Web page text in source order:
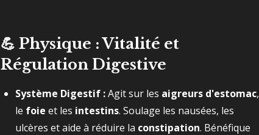
💪 Physique : Vitalité et
Régulation Digestive
Système Digestif :Agit sur les aigreurs d'estomac,
le foie et les intestins. Soulage les nausées, les
ulcères et aide à réduire la constipation. Bénéfique